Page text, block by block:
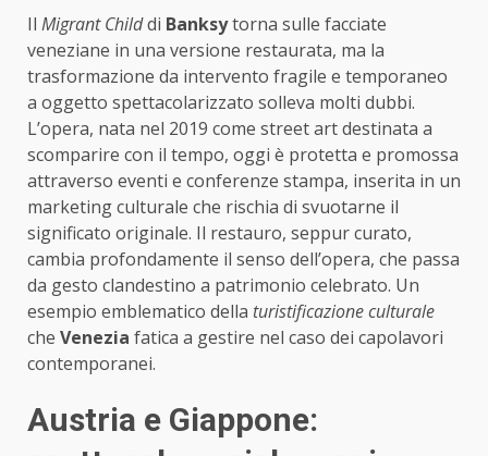
Il Migrant Childdi Banksytorna sulle facciate
veneziane in una versione restaurata, ma la
trasformazione da intervento fragile e temporaneo
a oggetto spettacolarizzato solleva molti dubbi.
L’opera, nata nel 2019 come street art destinata a
scomparire con il tempo, oggi è protetta e promossa
attraverso eventi e conferenze stampa, inserita in un
marketing culturale che rischia di svuotarne il
significato originale. Il restauro, seppur curato,
cambia profondamente il senso dell’opera, che passa
da gesto clandestino a patrimonio celebrato. Un
esempio emblematico della turistificazione culturale
che Venezia fatica a gestire nel caso dei capolavori
contemporanei.
Austria e Giappone: